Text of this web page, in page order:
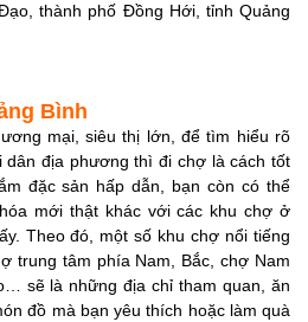
thành phố Đồng Hới, tỉnh Quảng
Bình
mại, siêu thị lớn, để tìm hiểu rõ
địa phương thì đi chợ là cách tốt
đặc sản hấp dẫn, bạn còn có thể
mới thật khác với các khu chợ ở
Theo đó, một số khu chợ nổi tiếng
trung tâm phía Nam, Bắc, chợ Nam
sẽ là những địa chỉ tham quan, ăn
đồ mà bạn yêu thích hoặc làm quà